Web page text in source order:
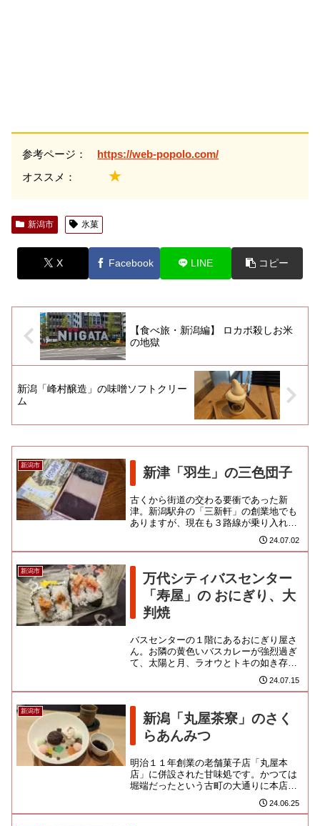
参考ページ： https://web-popolo.com/
オススメ： ★
新潟市 氷菓
X Facebook LINE コピー
【食べ旅・新潟編】 ロカボ殺しお米
の地獄
新潟「峰村醸造」の味噌ソフトクリー
ム
新潟市
新津「羽生」の三色団子
古くから街道の交わる要衝であった新
津。新潟駅弁の「三新軒」の創業地でも
ありますが、現在も３路線が乗り入れる
ターミナル駅であり、鉄道のまちとして
も知られているようです。大正５...24.07.02
新潟市
万代シティバスセンター
「寿屋」の おにぎり、大
判焼
バスセンターの１階にあるおにぎり屋さ
ん。お隣の黄色いバスカレーが強烈過ぎ
て、太陽と月、ラオウとトキの如き存在
になっておりますが、こちらもまた新潟
市民に馴染みの深いお店なんじ... 24.07.15
新潟市
新潟「丸屋茶寮」のさく
らあんみつ
明治１１年創業の老舗菓子店「丸屋本
店」に併設された甘味処です。かつては
堀端だったという古町の大通りに本店を
構えております。店頭はだいぶ元気なさ
げに見えますが、和は上生から干...24.06.25